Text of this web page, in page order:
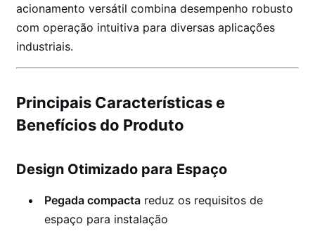
acionamento versátil combina desempenho robusto
com operação intuitiva para diversas aplicações
industriais.
Principais Características e
Benefícios do Produto
Design Otimizado para Espaço
Pegada compactareduz os requisitos de
espaço para instalação